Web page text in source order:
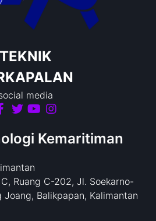
TEKNIK
media
Kemaritiman
Ruang C-202, Jl. Soekarno-
Joang, Balikpapan, Kalimantan